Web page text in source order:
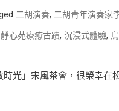
二胡演奏, 二胡青年演奏家
心苑療癒古蹟, 沉浸式體驗,
光」宋風茶會，很榮幸在